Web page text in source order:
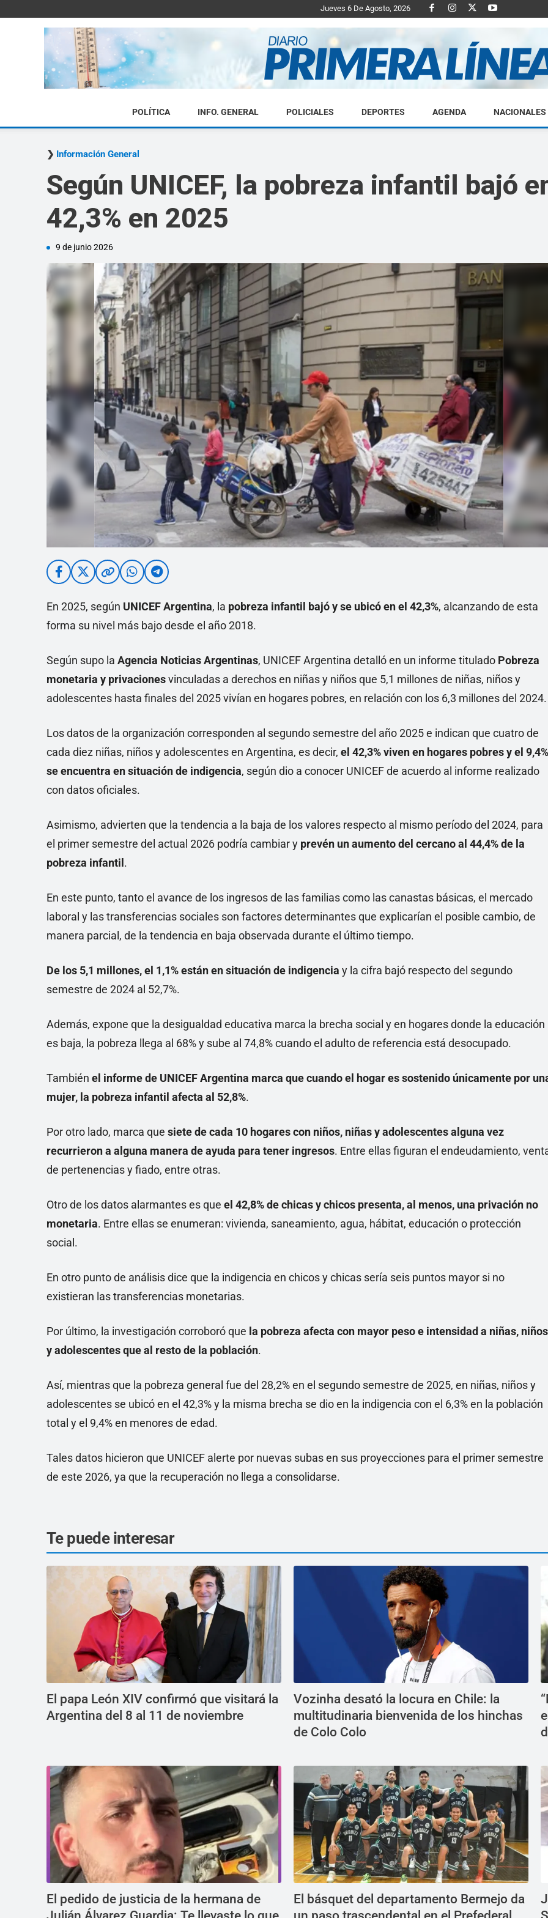
Jueves 6 De Agosto, 2026
Diario
Linea
POLÍTICA INFO. GENERAL POLICIALES DEPORTES AGENDA NACIONALES
Información General
Según UNICEF, la pobreza infantil bajó
42,3% en 2025
9 de junio 2026
En 2025, según UNICEF Argentina, la pobreza infantil bajó y se ubicó en el 42,3%, alcanzando de esta
forma su nivel más bajo desde el año 2018.
Según supo la Agencia Noticias Argentinas, UNICEF Argentina detalló en un informe titulado Pobreza
monetaria y privacionesvinculadas a derechos en niñas y niños que 5,1 millones de niñas, niños y
adolescentes hasta finales del 2025 vivían en hogares pobres, en relación con los 6,3 millones del 2024.
Los datos de la organización corresponden al segundo semestre del año 2025 e indican que cuatro de
cada diez niñas, niños y adolescentes en Argentina, es decir, el 42,3% viven en hogares pobres y el 9,4%
se encuentra en situación de indigencia, según dio a conocer UNICEF de acuerdo al informe realizado
con datos oficiales.
Asimismo, advierten que la tendencia a la baja de los valores respecto al mismo período del 2024, para
el primer semestre del actual 2026 podría cambiar y prevén un aumento del cercano al 44,4% de la
pobreza infantil .
En este punto, tanto el avance de los ingresos de las familias como las canastas básicas, el mercado
laboral y las transferencias sociales son factores determinantes que explicarían el posible cambio, de
manera parcial, de la tendencia en baja observada durante el último tiempo.
De los 5,1 millones, el 1,1% están en situación de indigencia y la cifra bajó respecto del segundo
semestre de 2024 al 52,7%.
Además, expone que la desigualdad educativa marca la brecha social y en hogares donde la educación
es baja, la pobreza llega al 68% y sube al 74,8% cuando el adulto de referencia está desocupado.
También el informe de UNICEF Argentina marca que cuando el hogar es sostenido únicamente por
mujer, la pobreza infantil afecta al 52,8%.
Por otro lado, marca que siete de cada 10 hogares con niños, niñas y adolescentes alguna vez
recurrieron a alguna manera de ayuda para tener ingresos. Entre ellas figuran el endeudamiento,
de pertenencias y fiado, entre otras.
Otro de los datos alarmantes es que el 42,8% de chicas y chicos presenta, al menos, una privación no
monetaria. Entre ellas se enumeran: vivienda, saneamiento, agua, hábitat, educación o protección
social.
En otro punto de análisis dice que la indigencia en chicos y chicas sería seis puntos mayor si no
existieran las transferencias monetarias.
Por último, la investigación corroboró que la pobreza afecta con mayor peso e intensidad a niñas, niños
y adolescentes que al resto de la población.
Así, mientras que la pobreza general fue del 28,2% en el segundo semestre de 2025, en niñas, niños y
adolescentes se ubicó en el 42,3% y la misma brecha se dio en la indigencia con el 6,3% en la población
total y el 9,4% en menores de edad.
Tales datos hicieron que UNICEF alerte por nuevas subas en sus proyecciones para el primer semestre
de este 2026, ya que la recuperación no llega a consolidarse.
Te puede interesar
El papa León XIV confirmó que visitará la
Argentina del 8 al 11 de noviembre
Vozinha desató la locura en Chile: la
multitudinaria bienvenida de los hinchas
de Colo Colo
El pedido de justicia de la hermana de
El básquet del departamento Bermejo da